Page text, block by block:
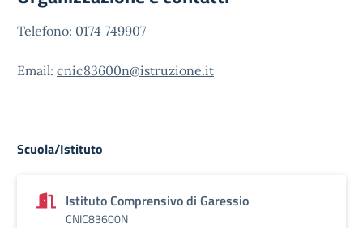
Telefono: 0174 749907
Email: cnic83600n@istruzione.it
Scuola/Istituto
Istituto Comprensivo di Garessio
CNIC83600N